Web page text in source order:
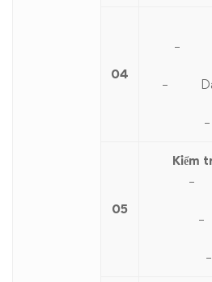
04
–
–
–
05
Kiểm
–
–
–